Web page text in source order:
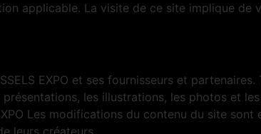
applicable. La visite de ce site implique de
EXPO et ses fournisseurs et
les illustrations, les photos et
Les modifications du contenu du site
leurs créateurs.